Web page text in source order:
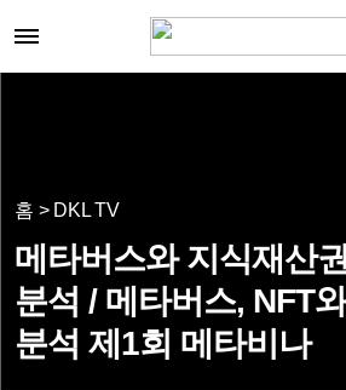
홈 > DKL TV
메타버스와 지식재산
분석 / 메타버스, NFT
분석 제1회 메타비나